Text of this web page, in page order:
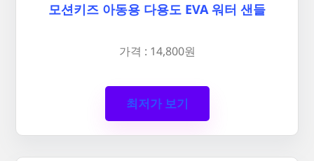
모션키즈 아동용 다용도 EVA 워터 샌들
가격 : 14,800원
최저가 보기